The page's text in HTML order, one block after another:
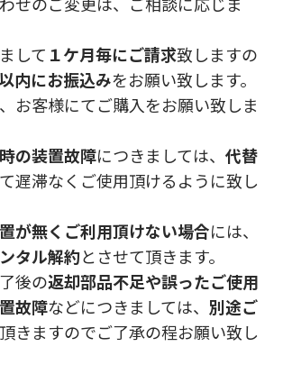
して １ケ月毎にご請求致しますの
内にお振込みをお願い致します。
お客様にてご購入をお願い致しま
の装置故障につきましては、 代替
遅滞なくご使用頂けるように致し
が無くご利用頂けない場合には、
タル解約とさせて頂きます。
後の返却部品不足や誤ったご使用
故障などにつきましては、 別途ご
きますのでご了承の程お願い致し